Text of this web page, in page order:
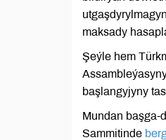
maksady
Şeýle hem
başlangyjyny
Mundan başga-
Sammitinde